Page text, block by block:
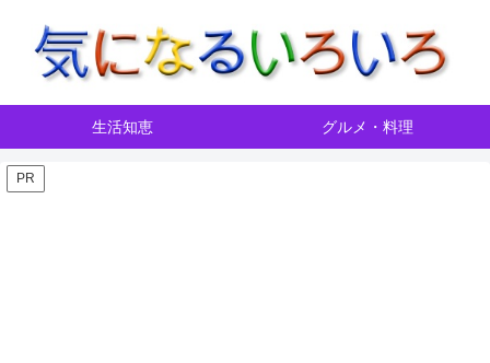
生活知恵 グルメ・料理
PR